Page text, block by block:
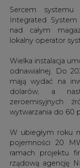
Sercem
Integrated
nad całym
lokalny operator
Wielka instalacja
odnawialnej. Do
mają wydać na
dolarów, a
zeroemisyjnych
wytwarzania do 60
W ubiegłym roku
pojemności 20
ramach projektu
rządową agencję